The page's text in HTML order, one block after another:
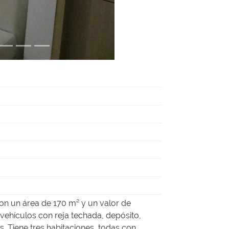
un área de 170 m² y un valor de
con reja techada, depósito,